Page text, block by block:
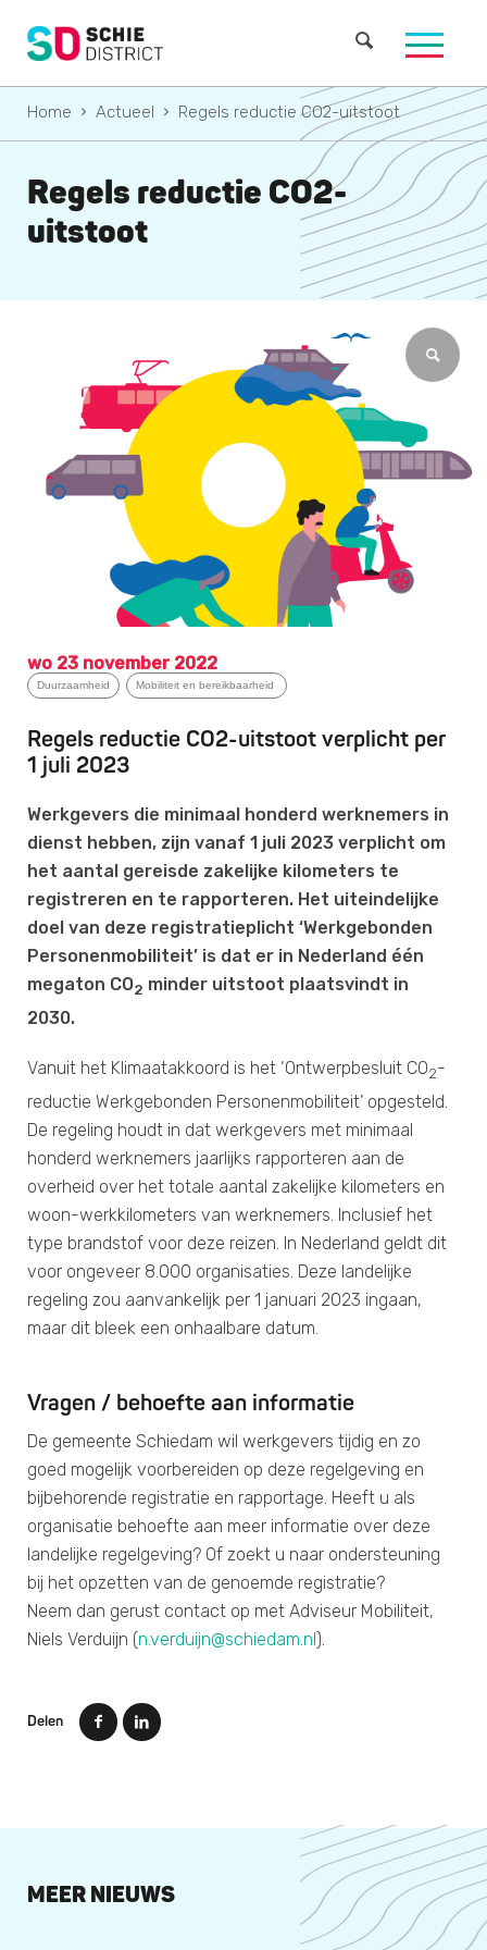
Home Actueel Regels reductie CO2-uitstoot
Regels reductie CO2-
uitstoot
wo 23 november 2022
Duurzaamheid Mobiliteit en bereikbaarheid
Delen
Regels reductie CO2-uitstoot verplicht per
1 juli 2023
Werkgevers die minimaal honderd werknemers in
dienst hebben, zijn vanaf 1 juli 2023 verplicht om
het aantal gereisde zakelijke kilometers te
registreren en te rapporteren. Het uiteindelijke
doel van deze registratieplicht ‘Werkgebonden
Personenmobiliteit’ is dat er in Nederland één
megaton CO2 minder uitstoot plaatsvindt in
2030.
Vanuit het Klimaatakkoord is het ‘Ontwerpbesluit CO2-
reductie Werkgebonden Personenmobiliteit’ opgesteld.
De regeling houdt in dat werkgevers met minimaal
honderd werknemers jaarlijks rapporteren aan de
overheid over het totale aantal zakelijke kilometers en
woon-werkkilometers van werknemers. Inclusief het
type brandstof voor deze reizen. In Nederland geldt dit
voor ongeveer 8.000 organisaties. Deze landelijke
regeling zou aanvankelijk per 1 januari 2023 ingaan,
maar dit bleek een onhaalbare datum.
Vragen / behoefte aan informatie
De gemeente Schiedam wil werkgevers tijdig en zo
goed mogelijk voorbereiden op deze regelgeving en
bijbehorende registratie en rapportage. Heeft u als
organisatie behoefte aan meer informatie over deze
landelijke regelgeving? Of zoekt u naar ondersteuning
bij het opzetten van de genoemde registratie?
Neem dan gerust contact op met Adviseur Mobiliteit,
Niels Verduijn (n.verduijn@schiedam.nl ).
MEER NIEUWS